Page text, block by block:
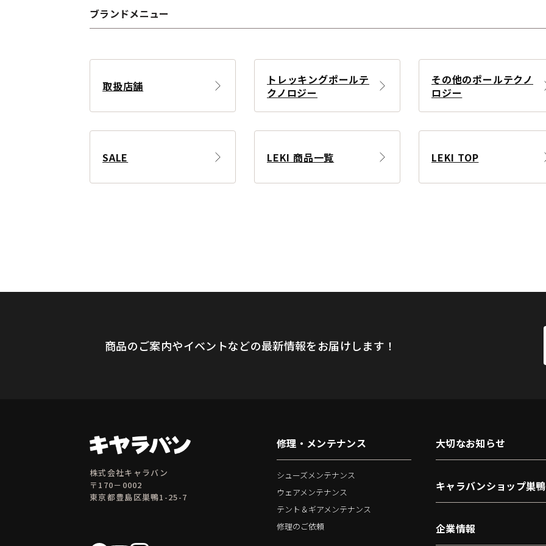
ブランドメニュー
取扱店舗
トレッキングポールテ
クノロジー
その他のポールテクノ
ロジー
SALE LEKI 商品一覧 LEKI TOP
商品のご案内やイベントなどの最新情報をお届けします！
株式会社キャラバン
〒170－0002
東京都豊島区巣鴨1-25-7
修理・メンテナンス
シューズメンテナンス
ウェアメンテナンス
テント＆ギアメンテナンス
修理のご依頼
大切なお知らせ
キャラバンショップ巣
企業情報